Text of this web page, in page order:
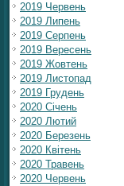
2019 Червень
2019 Липень
2019 Серпень
2019 Вересень
2019 Жовтень
2019 Листопад
2019 Грудень
2020 Січень
2020 Лютий
2020 Березень
2020 Квітень
2020 Травень
2020 Червень